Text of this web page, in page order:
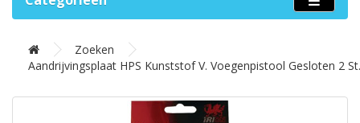
Zoeken
Aandrijvingsplaat HPS Kunststof V. Voegenpistool Gesloten 2